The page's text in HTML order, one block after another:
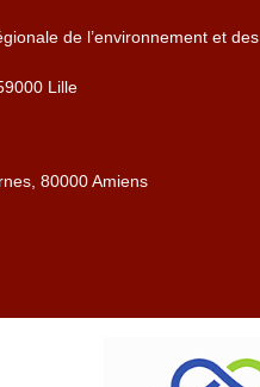
de l’environnement et des
Lille
80000 Amiens